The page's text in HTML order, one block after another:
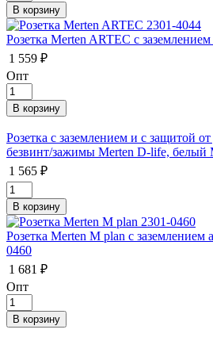
Розетка Merten ARTEС с
1 559 ₽
Опт
Розетка с заземлением и с защитой
безвинт/зажимы Merten D-life, белый
1 565 ₽
Розетка Merten M plan с
0460
1 681 ₽
Опт